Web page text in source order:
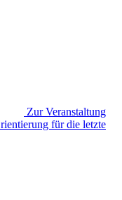
Zur Veranstaltung
für die letzte